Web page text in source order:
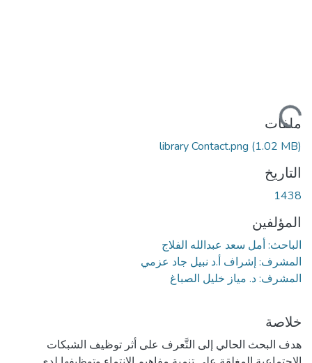
جاري التحميل...
ملفات
library Contact.png (1.02 MB)
التاريخ
1438
المؤلفين
الباحث: أمل سعد عبدالله الفلاج
المشرف: إشراف أ.د نبيل جاد عزمي
المشرف: د. مياز خليل الصباغ
خلاصة
هدف البحث الحالي إلى التَّعرف على أثر توظيف الشبكات